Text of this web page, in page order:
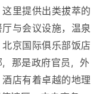
里提供出类拔萃的
与会议设施，温泉
京国际俱乐部饭店
, 那是政府官员, 外
店有着卓越的地理